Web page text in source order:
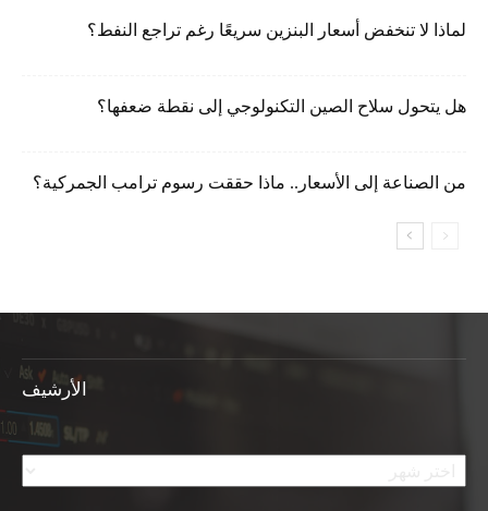
لماذا لا تنخفض أسعار البنزين سريعًا رغم تراجع النفط؟
هل يتحول سلاح الصين التكنولوجي إلى نقطة ضعفها؟
من الصناعة إلى الأسعار.. ماذا حققت رسوم ترامب الجمركية؟
الأرشيف
الأرشيف